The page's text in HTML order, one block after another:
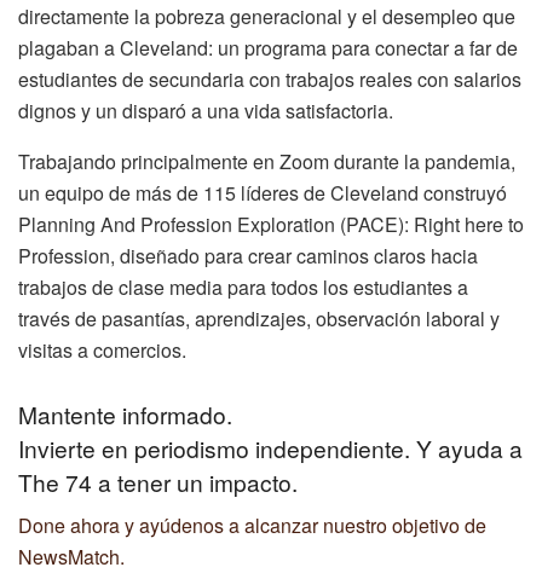
directamente la pobreza generacional y el desempleo que
plagaban a Cleveland: un programa para conectar a far de
estudiantes de secundaria con trabajos reales con salarios
dignos y un disparó a una vida satisfactoria.
Trabajando principalmente en Zoom durante la pandemia,
un equipo de más de 115 líderes de Cleveland construyó
Planning And Profession Exploration (PACE): Right here to
Profession, diseñado para crear caminos claros hacia
trabajos de clase media para todos los estudiantes a
través de pasantías, aprendizajes, observación laboral y
visitas a comercios.
Mantente informado.
Invierte en periodismo independiente. Y ayuda a
The 74 a tener un impacto.
Done ahora y ayúdenos a alcanzar nuestro objetivo de
NewsMatch.